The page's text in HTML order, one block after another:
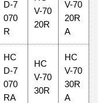
D-7
070
R
V-70
20R
V-70
20R
A
HC
D-7
070
RA
HC
V-70
30R
HC
V-70
30R
A